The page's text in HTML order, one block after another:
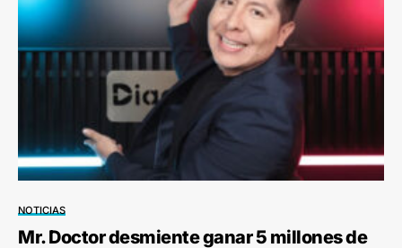
NOTICIAS
Mr. Doctor desmiente ganar 5 millones de